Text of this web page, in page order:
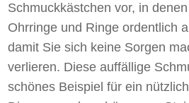
Schmuckkästchen vor, in
Ohrringe und Ringe ordentlich
damit Sie sich keine Sorgen
verlieren. Diese auffällige
schönes Beispiel für ein